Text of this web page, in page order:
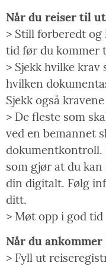
Når du reiser til
> Still forberedt
tid før du kommer
> Sjekk hvilke
hvilken
Sjekk også
> De fleste som
ved en bemannet
dokumentkontroll.
som gjør at du
din digitalt. Følg
ditt.
> Møt opp i god tid
Når du ankommer
> Fyll ut